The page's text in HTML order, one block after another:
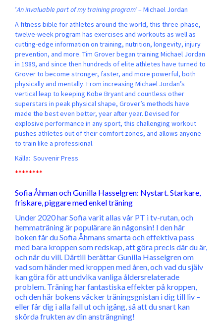
’An invaluable part of my training program’– Michael Jordan
A fitness bible for athletes around the world, this three-phase,
twelve-week program has exercises and workouts as well as
cutting-edge information on training, nutrition, longevity, injury
prevention, and more. Tim Grover began training Michael Jordan
in 1989, and since then hundreds of elite athletes have turned to
Grover to become stronger, faster, and more powerful, both
physically and mentally. From increasing Michael Jordan’s
vertical leap to keeping Kobe Bryant and countless other
superstars in peak physical shape, Grover’s methods have
made the best even better, year after year. Devised for
explosive performance in any sport, this challenging workout
pushes athletes out of their comfort zones, and allows anyone
to train like a professional.
Källa: Souvenir Press
********
Sofia Åhman och Gunilla Hasselgren: Nystart. Starkare,
friskare, piggare med enkel träning
Under 2020 har Sofia varit allas vår PT i tv-rutan, och
hemmaträning är populärare än någonsin! I den här
boken får du Sofia Åhmans smarta och effektiva pass
med bara kroppen som redskap, att göra precis där du är,
och när du vill. Därtill berättar Gunilla Hasselgren om
vad som händer med kroppen med åren, och vad du själv
kan göra för att undvika vanliga åldersrelaterade
problem. Träning har fantastiska effekter på kroppen,
och den här bokens väcker träningsgnistan i dig till liv –
eller får dig i alla fall ut och igång, så att du snart kan
skörda frukten av din ansträngning!